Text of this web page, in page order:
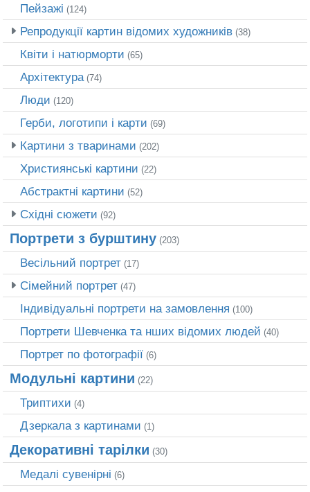
Пейзажі (124)
Репродукції картин відомих художників (38)
Квіти і натюрморти (65)
Архітектура (74)
Люди (120)
Герби, логотипи і карти (69)
Картини з тваринами (202)
Християнські картини (22)
Абстрактні картини (52)
Східні сюжети (92)
Портрети з бурштину (203)
Весільний портрет (17)
Сімейний портрет (47)
Індивідуальні портрети на замовлення (100)
Портрети Шевченка та нших відомих людей (40)
Портрет по фотографії (6)
Модульні картини (22)
Триптихи (4)
Дзеркала з картинами (1)
Декоративні тарілки (30)
Медалі сувенірні (6)